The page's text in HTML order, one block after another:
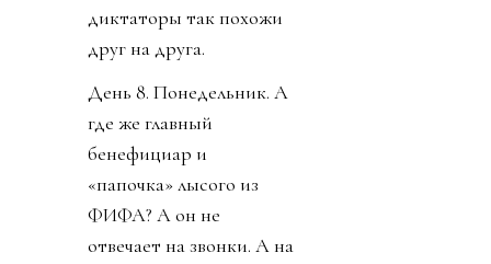
диктаторы так похожи
друг на друга.
День 8. Понедельник. А
где же главный
бенефициар и
«папочка» лысого из
ФИФА? А он не
отвечает на звонки. А на